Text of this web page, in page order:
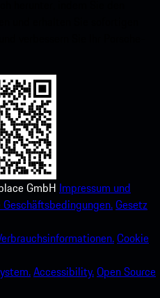
GmbH Impressum und
Gesetz
Cookie
Accessibility.Open Source